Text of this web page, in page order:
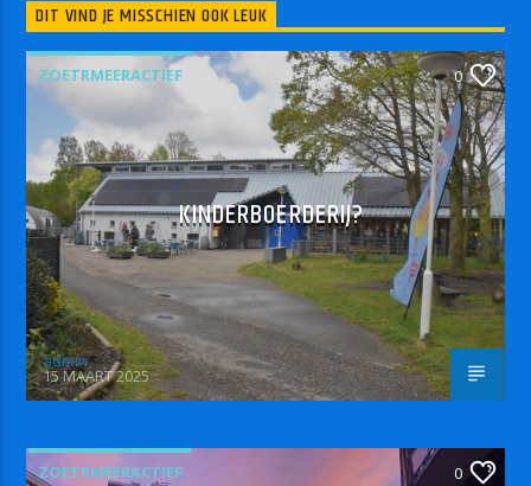
DIT VIND JE MISSCHIEN OOK LEUK
ZOETRMEERACTIEF 0
KINDERBOERDERIJ?
admin
15 MAART 2025
ZOETRMEERACTIEF 0